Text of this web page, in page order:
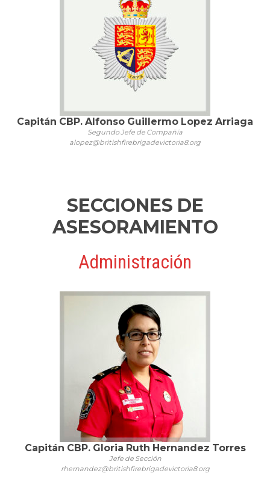
Capitán CBP. Alfonso Guillermo Lopez Arriaga
Segundo Jefe de Compañía
alopez@britishfirebrigadevictoria8.org
SECCIONES DE
ASESORAMIENTO
Administración
Capitán CBP. Gloria Ruth Hernandez Torres
Jefe de Sección
rhernandez@britishfirebrigadevictoria8.org